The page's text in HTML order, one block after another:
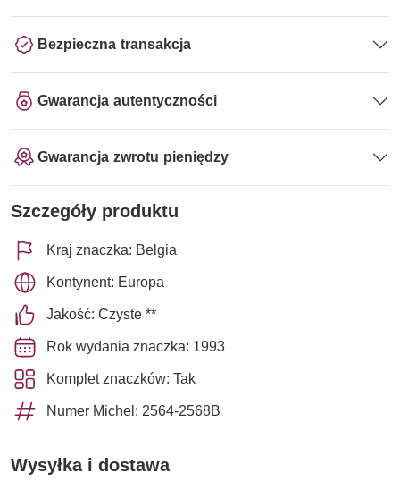
Bezpieczna transakcja
Gwarancja autentyczności
Gwarancja zwrotu pieniędzy
Szczegóły produktu
Kraj znaczka: Belgia
Kontynent: Europa
Jakość: Czyste **
Rok wydania znaczka: 1993
Komplet znaczków: Tak
Numer Michel: 2564-2568B
Wysyłka i dostawa